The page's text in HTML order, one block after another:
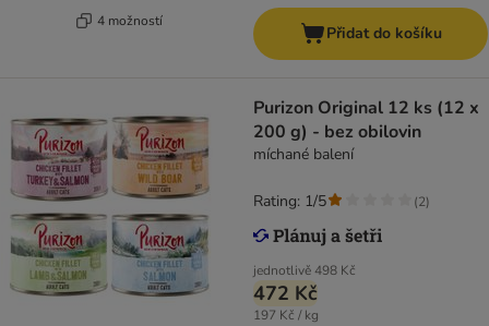
4 možností
Přidat do košíku
Purizon Original 12 ks (12 x
200 g) - bez obilovin
míchané balení
jednotlivě498 Kč
472 Kč
197 Kč / kg
Rating: 1/5 (2)